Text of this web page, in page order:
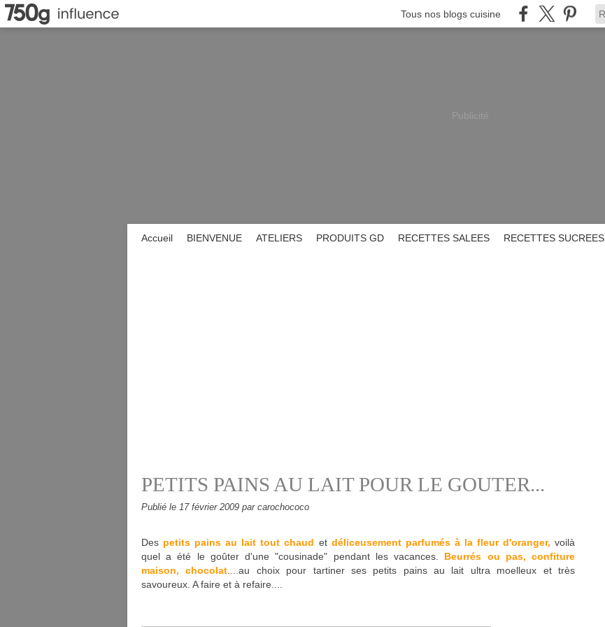
Tous nos blogs cuisine
Publicité
Accueil BIENVENUE ATELIERS PRODUITS GD RECETTES SALEES RECETTES SUCREES
PETITS PAINS AU LAIT POUR LE GOUTER...
Publié le 17 février 2009 par carochococo
Des petits pains au lait tout chaud et déliceusement parfumés à la fleur d'oranger, voilà
quel a été le goûter d'une "cousinade" pendant les vacances. Beurrés ou pas, confiture
maison, chocolat ....au choix pour tartiner ses petits pains au lait ultra moelleux et très
savoureux. A faire et à refaire....